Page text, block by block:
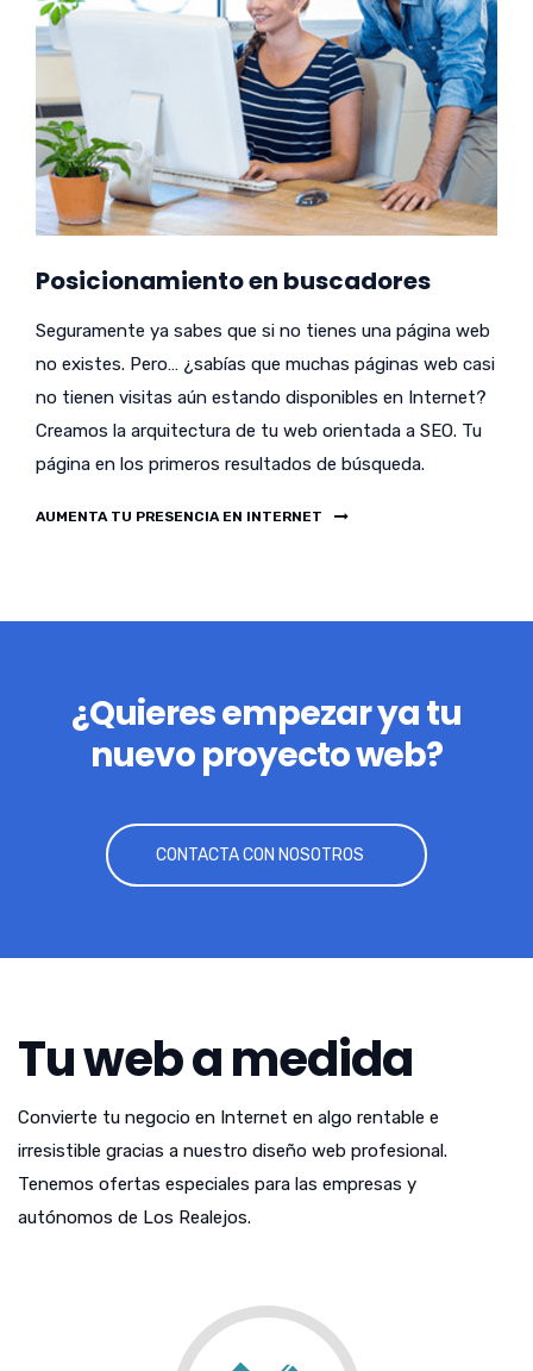
Posicionamiento en buscadores
Seguramente ya sabes que si no tienes una página web
no existes. Pero… ¿sabías que muchas páginas web casi
no tienen visitas aún estando disponibles en Internet?
Creamos la arquitectura de tu web orientada a SEO. Tu
página en los primeros resultados de búsqueda.
AUMENTA TU PRESENCIA EN INTERNET
¿Quieres empezar ya tu
nuevo proyecto web?
CONTACTA CON NOSOTROS
Tu web a medida
Convierte tu negocio en Internet en algo rentable e
irresistible gracias a nuestro diseño web profesional.
Tenemos ofertas especiales para las empresas y
autónomos de Los Realejos.